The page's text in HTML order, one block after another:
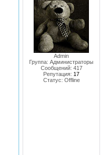
Admin
Группа: Администраторы
Сообщений: 417
Репутация: 17
Статус: Offline